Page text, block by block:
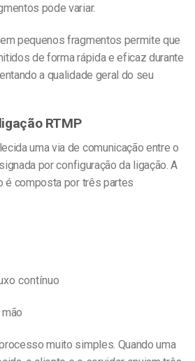
pode variar.
pequenos fragmentos permite que
de forma rápida e eficaz durante
a qualidade geral do seu
RTMP
uma via de comunicação entre o
por configuração da ligação. A
é composta por três partes
contínuo
muito simples. Quando uma